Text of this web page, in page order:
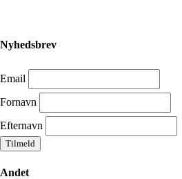
Nyhedsbrev
Email
Fornavn
Efternavn
Andet